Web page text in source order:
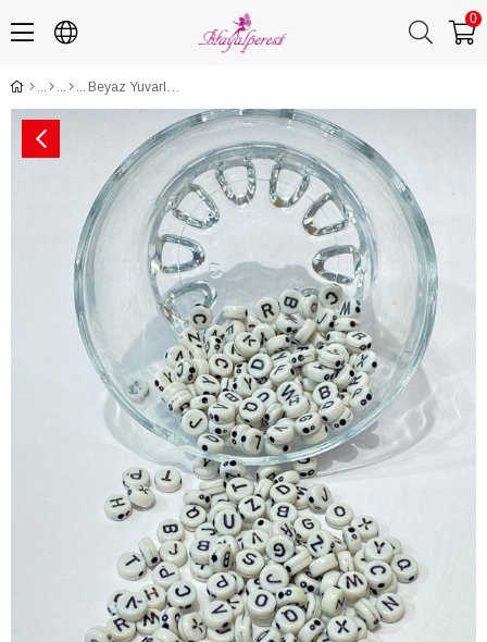
0
Beyaz Yuvarlak Harf Boncuk 100 Adet